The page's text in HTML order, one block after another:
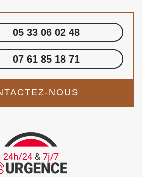
05 33 06 02 48
07 61 85 18 71
NOUS